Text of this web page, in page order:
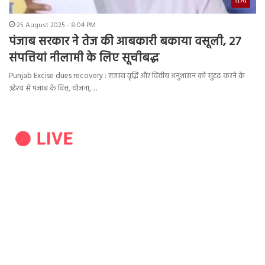
25 August 2025 - 8:04 PM
पंजाब सरकार ने तेज की आबकारी बकाया वसूली, 27
संपत्तियां नीलामी के लिए सूचीबद्ध
Punjab Excise dues recovery : राजस्व वृद्धि और वित्तीय अनुशासन को सुदृढ़ करने के
उद्देश्य से पंजाब के वित्त, योजना,…